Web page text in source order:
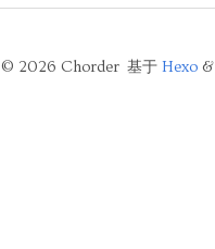
© 2026 Chorder 基于 Hexo &